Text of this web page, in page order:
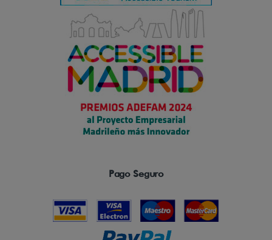
Pago Seguro